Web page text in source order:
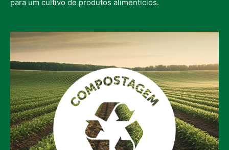
para um cultivo de produtos alimentícios.